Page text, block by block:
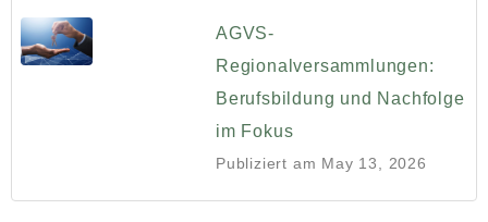
AGVS-
Regionalversammlungen:
Berufsbildung und Nachfolge
im Fokus
Publiziert am May 13, 2026